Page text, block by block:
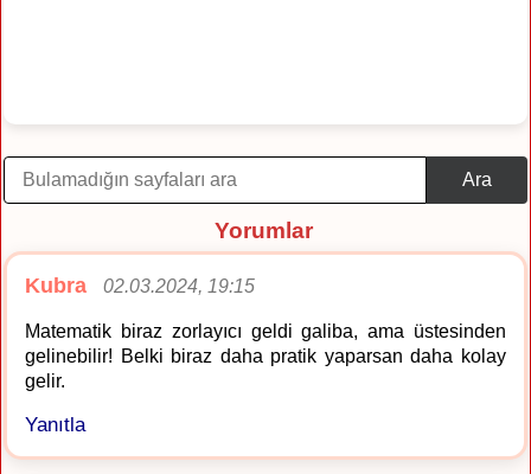
Ara
Yorumlar
Kubra 02.03.2024, 19:15
Matematik biraz zorlayıcı geldi galiba, ama üstesinden
gelinebilir! Belki biraz daha pratik yaparsan daha kolay
gelir.
Yanıtla